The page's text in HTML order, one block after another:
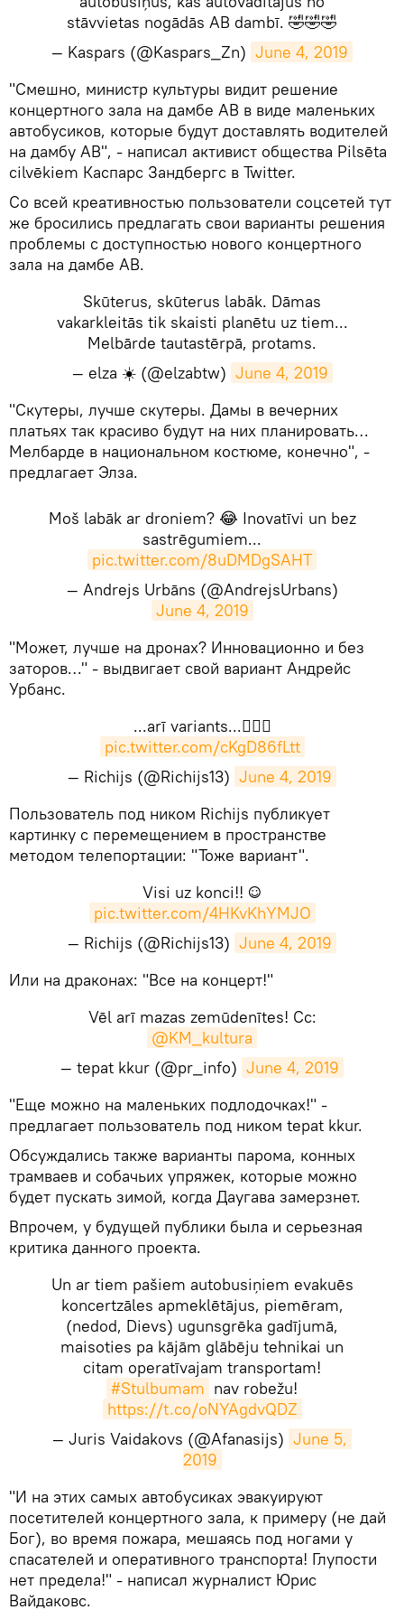
stāvvietas nogādās AB dambī. 🤣🤣🤣
— Kaspars (@Kaspars_Zn) June 4, 2019
​"Смешно, министр культуры видит решение
концертного зала на дамбе AB в виде маленьких
автобусиков, которые будут доставлять водителей
на дамбу AB", - написал активист общества Pilsēta
cilvēkiem Каспарс Зандбергс в Twitter.
Со всей креативностью пользователи соцсетей тут
же бросились предлагать свои варианты решения
проблемы с доступностью нового концертного
зала на дамбе AB.
Skūterus, skūterus labāk. Dāmas
vakarkleitās tik skaisti planētu uz tiem...
Melbārde tautastērpā, protams.
— elza ☀️ (@elzabtw) June 4, 2019
​"Скутеры, лучше скутеры. Дамы в вечерних
платьях так красиво будут на них планировать…
Мелбарде в национальном костюме, конечно", -
предлагает Элза.
Moš labāk ar droniem? 😂 Inovatīvi un bez
sastrēgumiem...
pic.twitter.com/8uDMDgSAHT
— Andrejs Urbāns (@AndrejsUrbans)
June 4, 2019
​"Может, лучше на дронах? Инновационно и без
заторов…" - выдвигает свой вариант Андрейс
Урбанс.
...arī variants...🤷🏼‍♀️
pic.twitter.com/cKgD86fLtt
— Richijs (@Richijs13) June 4, 2019
​Пользователь под ником Richijs публикует
картинку с перемещением в пространстве
методом телепортации: "Тоже вариант".
Visi uz konci!! ☺️
pic.twitter.com/4HKvKhYMJO
— Richijs (@Richijs13) June 4, 2019
​Или на драконах: "Все на концерт!"
Vēl arī mazas zemūdenītes! Cc:
@KM_kultura
— tepat kkur (@pr_info) June 4, 2019
​"Еще можно на маленьких подлодочках!" -
предлагает пользователь под ником tepat kkur.
Обсуждались также варианты парома, конных
трамваев и собачьих упряжек, которые можно
будет пускать зимой, когда Даугава замерзнет.
Впрочем, у будущей публики была и серьезная
критика данного проекта.
Un ar tiem pašiem autobusiņiem evakuēs
koncertzāles apmeklētājus, piemēram,
(nedod, Dievs) ugunsgrēka gadījumā,
maisoties pa kājām glābēju tehnikai un
citam operatīvajam transportam!
#Stulbumam nav robežu!
https://t.co/oNYAgdvQDZ
— Juris Vaidakovs (@Afanasijs) June 5,
2019
​"И на этих самых автобусиках эвакуируют
посетителей концертного зала, к примеру (не дай
Бог), во время пожара, мешаясь под ногами у
спасателей и оперативного транспорта! Глупости
нет предела!" - написал журналист Юрис
Вайдаковс.